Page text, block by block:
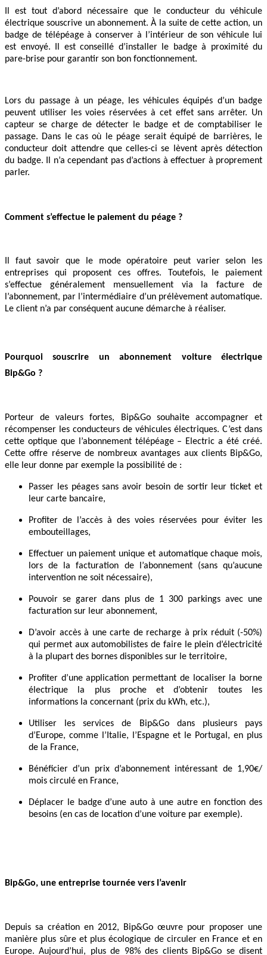
Il est tout d’abord nécessaire que le conducteur du véhicule
électrique souscrive un abonnement. À la suite de cette action, un
badge de télépéage à conserver à l’intérieur de son véhicule lui
est envoyé. Il est conseillé d’installer le badge à proximité du
pare-brise pour garantir son bon fonctionnement.
Lors du passage à un péage, les véhicules équipés d’un badge
peuvent utiliser les voies réservées à cet effet sans arrêter. Un
capteur se charge de détecter le badge et de comptabiliser le
passage. Dans le cas où le péage serait équipé de barrières, le
conducteur doit attendre que celles-ci se lèvent après détection
du badge. Il n’a cependant pas d’actions à effectuer à proprement
parler.
Comment s’effectue le paiement du péage ?
Il faut savoir que le mode opératoire peut varier selon les
entreprises qui proposent ces offres. Toutefois, le paiement
s’effectue généralement mensuellement via la facture de
l’abonnement, par l’intermédiaire d’un prélèvement automatique.
Le client n’a par conséquent aucune démarche à réaliser.
Pourquoi souscrire un abonnement voiture électrique
Bip&Go ?
Porteur de valeurs fortes, Bip&Go souhaite accompagner et
récompenser les conducteurs de véhicules électriques. C’est dans
cette optique que l’abonnement télépéage – Electric a été créé.
Cette offre réserve de nombreux avantages aux clients Bip&Go,
elle leur donne par exemple la possibilité de :
Passer les péages sans avoir besoin de sortir leur ticket et
leur carte bancaire,
Profiter de l’accès à des voies réservées pour éviter les
embouteillages,
Effectuer un paiement unique et automatique chaque mois,
lors de la facturation de l’abonnement (sans qu’aucune
intervention ne soit nécessaire),
Pouvoir se garer dans plus de 1 300 parkings avec une
facturation sur leur abonnement,
D’avoir accès à une carte de recharge à prix réduit (-50%)
qui permet aux automobilistes de faire le plein d’électricité
à la plupart des bornes disponibles sur le territoire,
Profiter d’une application permettant de localiser la borne
électrique la plus proche et d’obtenir toutes les
informations la concernant (prix du kWh, etc.),
Utiliser les services de Bip&Go dans plusieurs pays
d’Europe, comme l’Italie, l’Espagne et le Portugal, en plus
de la France,
Bénéficier d’un prix d’abonnement intéressant de 1,90€/
mois circulé en France,
Déplacer le badge d’une auto à une autre en fonction des
besoins (en cas de location d’une voiture par exemple).
Bip&Go, une entreprise tournée vers l’avenir
Depuis sa création en 2012, Bip&Go œuvre pour proposer une
manière plus sûre et plus écologique de circuler en France et en
Europe. Aujourd’hui, plus de 98% des clients Bip&Go se disent